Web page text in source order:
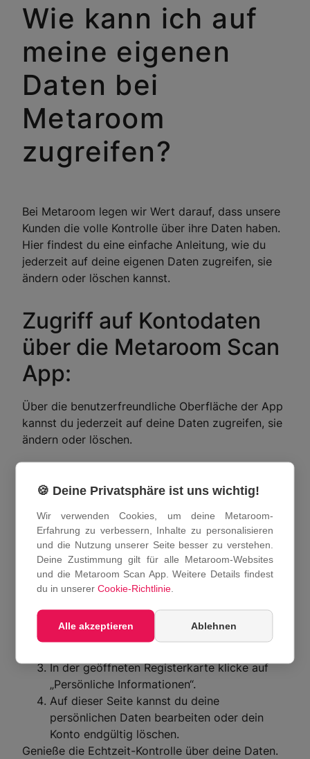
Wie kann ich auf
meine eigenen
Daten bei
Metaroom
zugreifen?
Bei Metaroom legen wir Wert darauf, dass unsere
Kunden die volle Kontrolle über ihre Daten haben.
Hier findest du eine einfache Anleitung, wie du
jederzeit auf deine eigenen Daten zugreifen, sie
ändern oder löschen kannst.
Zugriff auf Kontodaten
über die Metaroom Scan
App:
Über die benutzerfreundliche Oberfläche der App
kannst du jederzeit auf deine Daten zugreifen, sie
ändern oder löschen.
Zugriff auf die
Kontodaten über den
Metaroom-Workspace:
Melde dich über den Browser-Link im
Metaroom-Workspace an:
Klicke in der rechten oberen Ecke auf das
Symbol und im Dropdown-Feld auf „Benutzer
In der geöffneten Registerkarte klicke auf
„Persönliche Informationen“.
Auf dieser Seite kannst du deine
persönlichen Daten bearbeiten oder dein
Konto endgültig löschen.
Genieße die Echtzeit-Kontrolle über deine Daten.
🍪 Deine Privatsphäre ist uns wichtig!
Wir verwenden Cookies, um deine Metaroom-
Erfahrung zu verbessern, Inhalte zu personalisieren
und die Nutzung unserer Seite besser zu verstehen.
Deine Zustimmung gilt für alle Metaroom-Websites
und die Metaroom Scan App. Weitere Details findest
du in unsererCookie-Richtlinie
Alle akzeptieren Ablehnen